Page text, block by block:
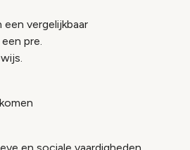
een vergelijkbaar
pre.